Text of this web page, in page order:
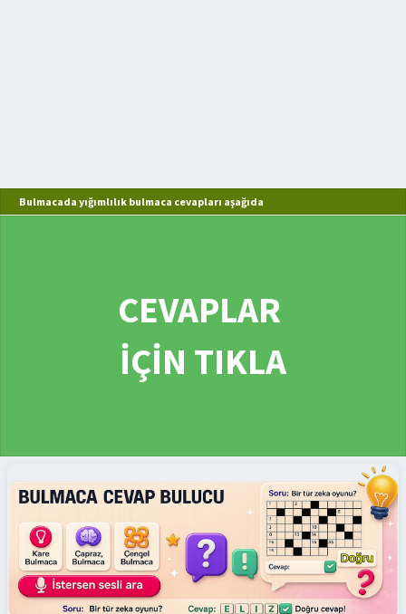
Bulmacada yığımlılık bulmaca cevapları aşağıda
CEVAPLAR
İÇİN TIKLA